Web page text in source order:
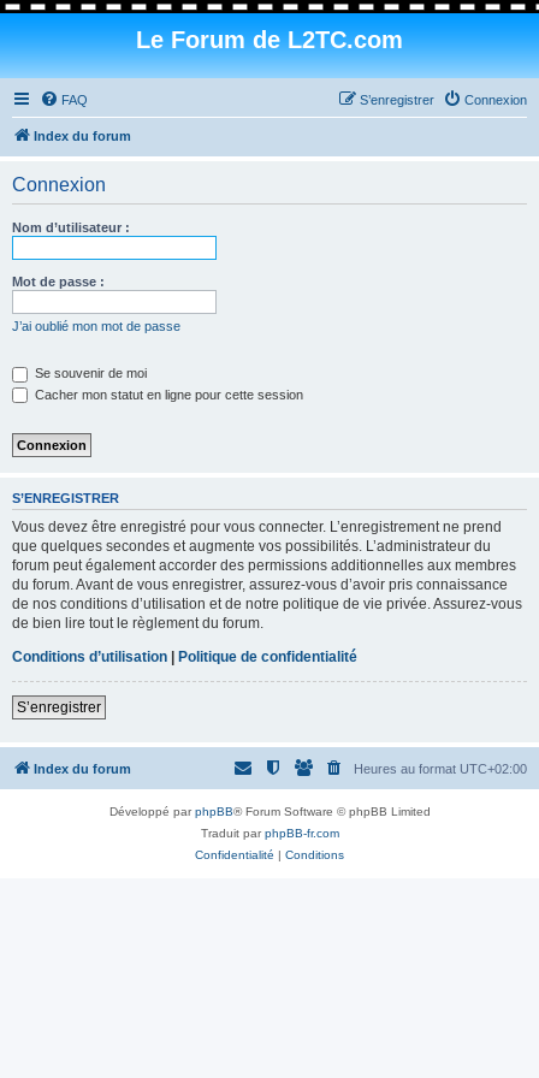
Le Forum de L2TC.com
FAQ Connexion
S’enregistrer
Index du forum
Connexion
Nom d’utilisateur :
Mot de passe :
J’ai oublié mon mot de passe
Se souvenir de moi
Cacher mon statut en ligne pour cette session
S’ENREGISTRER
Vous devez être enregistré pour vous connecter. L’enregistrement ne prend
que quelques secondes et augmente vos possibilités. L’administrateur du
forum peut également accorder des permissions additionnelles aux membres
du forum. Avant de vous enregistrer, assurez-vous d’avoir pris connaissance
de nos conditions d’utilisation et de notre politique de vie privée. Assurez-vous
de bien lire tout le règlement du forum.
Conditions d’utilisation | Politique de confidentialité
S’enregistrer
Index du forum Heures au format UTC+02:00
Développé parphpBB® Forum Software © phpBB Limited
Traduit parphpBB-fr.com
Confidentialité | Conditions